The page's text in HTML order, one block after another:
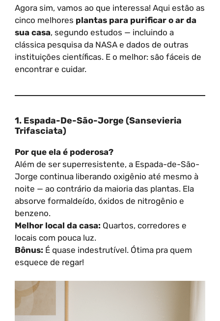
Agora sim, vamos ao que interessa! Aqui estão as
cinco melhores plantas para purificar o ar da
sua casa, segundo estudos — incluindo a
clássica pesquisa da NASA e dados de outras
instituições científicas. E o melhor: são fáceis de
encontrar e cuidar.
1. Espada-De-São-Jorge (Sansevieria
Trifasciata)
Por que ela é poderosa?
Além de ser superresistente, a Espada-de-São-
Jorge continua liberando oxigênio até mesmo à
noite — ao contrário da maioria das plantas. Ela
absorve formaldeído, óxidos de nitrogênio e
benzeno.
Melhor local da casa: Quartos, corredores e
locais com pouca luz.
Bônus: É quase indestrutível. Ótima pra quem
esquece de regar!